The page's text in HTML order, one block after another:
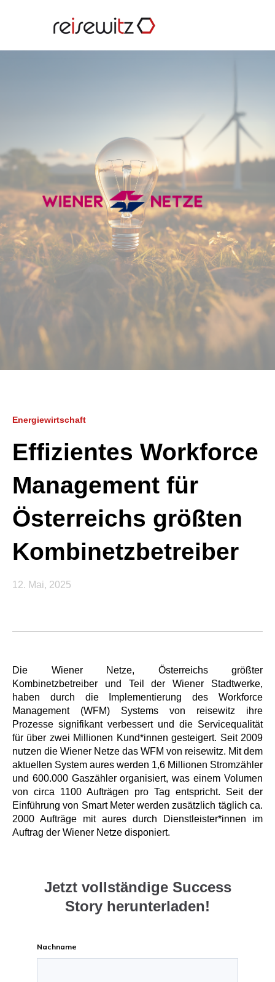
Energiewirtschaft
Effizientes Workforce
Management für
Österreichs größten
Kombinetzbetreiber
12. Mai, 2025
Die Wiener Netze, Österreichs größter
Kombinetzbetreiber und Teil der Wiener Stadtwerke,
haben durch die Implementierung des Workforce
Management (WFM) Systems von reisewitz ihre
Prozesse signifikant verbessert und die Servicequalität
für über zwei Millionen Kund*innen gesteigert. Seit 2009
nutzen die Wiener Netze das WFM von reisewitz. Mit dem
aktuellen System aures werden 1,6 Millionen Stromzähler
und 600.000 Gaszähler organisiert, was einem Volumen
von circa 1100 Aufträgen pro Tag entspricht. Seit der
Einführung von Smart Meter werden zusätzlich täglich ca.
2000 Aufträge mit aures durch Dienstleister*innen im
Auftrag der Wiener Netze disponiert.
Jetzt vollständige Success
Story herunterladen!
Nachname